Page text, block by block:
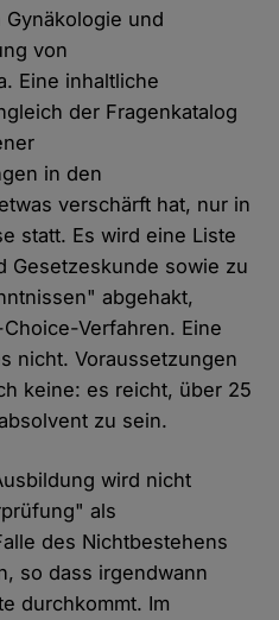
und
von
Eine inhaltliche
der Fragenkatalog
in den
verschärft hat, nur in
statt. Es wird eine Liste
Gesetzeskunde sowie zu
abgehakt,
Verfahren. Eine
nicht. Voraussetzungen
keine: es reicht, über 25
zu sein.
wird nicht
als
des Nichtbestehens
so dass irgendwann
durchkommt. Im